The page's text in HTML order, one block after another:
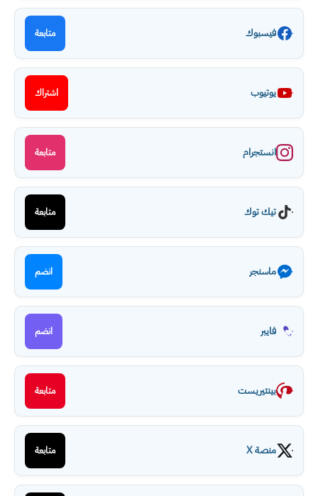
فيسبوك متابعة
يوتيوب اشتراك
انستجرام متابعة
تيك توك متابعة
ماسنجر انضم
فايبر انضم
بينتيريست متابعة
منصة X متابعة